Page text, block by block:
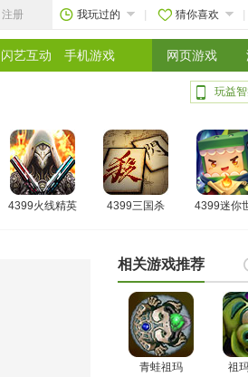
注册 我玩过的 猜你喜欢
闪艺互动 手机游戏 网页游戏
玩益
4399火线精英 4399三国杀 4399迷你
相关游戏推荐
青蛙祖玛 祖